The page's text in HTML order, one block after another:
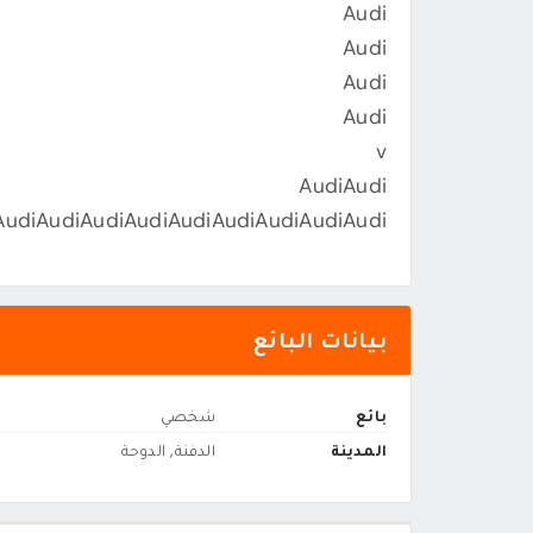
Audi
Audi
Audi
Audi
v
AudiAudi
بيانات البائع
بائع
شخصي
المدينة
الدفنة, الدوحة